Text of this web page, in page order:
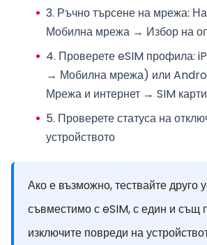
3. Ръчно търсене на мрежа:
Мобилна мрежа → Избор на
4. Проверете eSIM профила:
→ Мобилна мрежа) или
Мрежа и интернет → SIM
5. Проверетестатуса на
устройството
Ако е възможно, тествайте друго
съвместимо с eSIM, с един и същ
изключите повреди на